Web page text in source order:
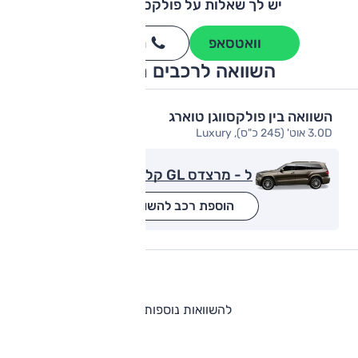
יש לך שאלות על פולקסווגן טוארג?
וואטסאפ חייגו
השוואה לרכבים מתחרים
השוואה בין פולקסווגן טוארג
3.0D אוט' (245 כ"ס), Luxury
ל - מרצדס GL קלאס
הוספת רכב להשוואה
להשוואות נוספות